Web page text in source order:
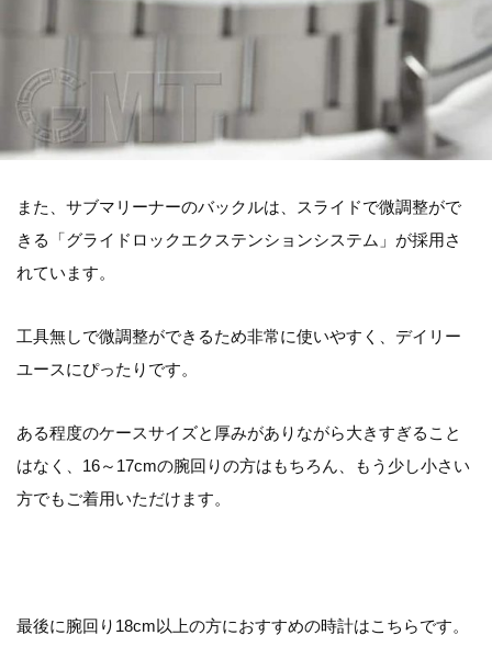
また、サブマリーナーのバックルは、スライドで微調整がで
きる「グライドロックエクステンションシステム」が採用さ
れています。
工具無しで微調整ができるため非常に使いやすく、デイリー
ユースにぴったりです。
ある程度のケースサイズと厚みがありながら大きすぎること
はなく、16～17cmの腕回りの方はもちろん、もう少し小さい
方でもご着用いただけます。
最後に腕回り18cm以上の方におすすめの時計はこちらです。